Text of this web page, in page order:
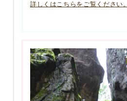
詳しくはこちらをご覧ください。